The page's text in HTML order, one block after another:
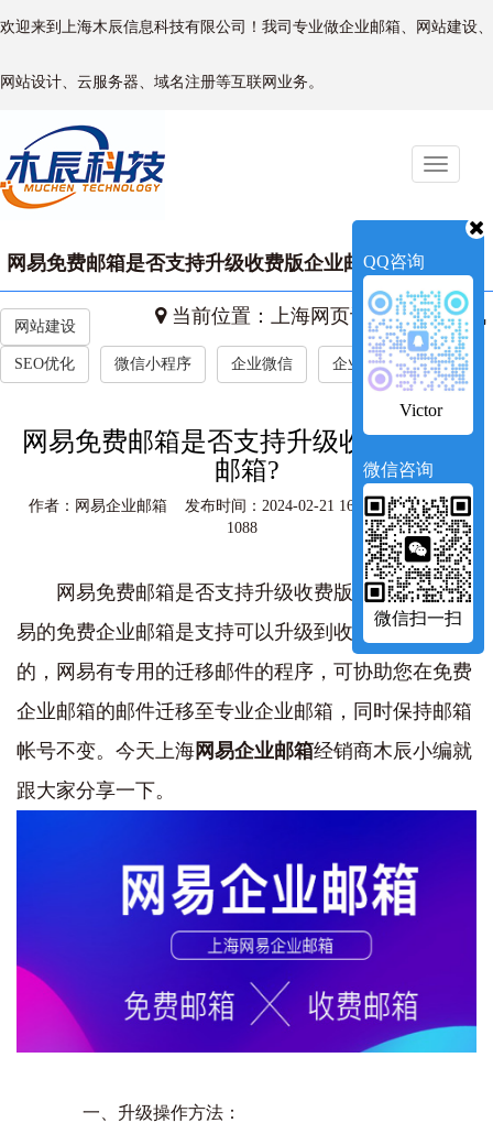
欢迎来到上海木辰信息科技有限公司！我司专业做企业邮箱、网站建设、
网站设计、云服务器、域名注册等互联网业务。
Toggle
网易免费邮箱是否支持升级收费版企业邮箱?
当前位置： 上海网页设计->新闻资讯
网站建设
SEO优化 微信小程序 企业微信 企业新闻
网易免费邮箱是否支持升级收费版企业
邮箱?
作者：网易企业邮箱 发布时间：2024-02-21 16:36:50 访问量：
1088
网易免费邮箱是否支持升级收费版企业邮箱?网
易的免费企业邮箱是支持可以升级到收费企业邮箱
的，网易有专用的迁移邮件的程序，可协助您在免费
企业邮箱的邮件迁移至专业企业邮箱，同时保持邮箱
帐号不变。今天上海网易企业邮箱经销商木辰小编就
跟大家分享一下。
一、升级操作方法：
QQ咨询
Victor
微信咨询
微信扫一扫